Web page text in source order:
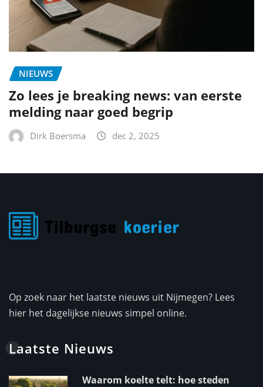
NIEUWS
Zo lees je breaking news: van eerste
melding naar goed begrip
Dirk Boersma dec 2, 2025
Op zoek naar het laatste nieuws uit Nijmegen? Lees
hier het dagelijkse nieuws simpel online.
Laatste Nieuws
Waarom koelte telt: hoe steden